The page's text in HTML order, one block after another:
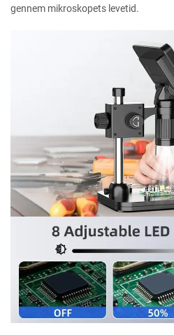
gennem mikroskopets levetid.